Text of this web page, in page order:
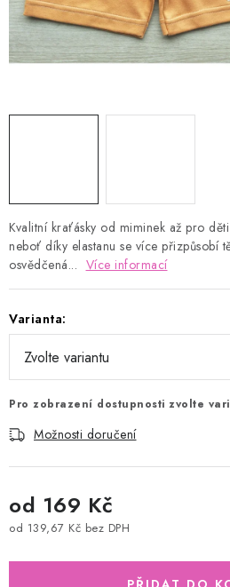
Kontakty Proč AMÁLKA?
Tabulka velikostí
Postup pro vrácení
Velkoobchod
Obchodní podmínky
Kvalitní kraťásky od miminek až pro
neboť díky elastanu se více přizpůsobí
osvědčená... Více informací
Varianta:
Pro zobrazení dostupnosti zvolte
Možnosti doručení
od 169 Kč
od 139,67 Kč bez DPH